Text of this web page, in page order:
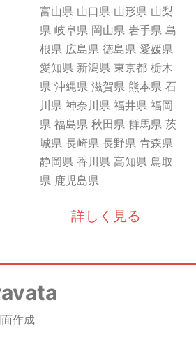
富山県 山口県 山形県 山梨
県 岐阜県 岡山県 岩手県 島
根県 広島県 徳島県 愛媛県
愛知県 新潟県 東京都 栃木
県 沖縄県 滋賀県 熊本県 石
川県 神奈川県 福井県 福岡
県 福島県 秋田県 群馬県 茨
城県 長崎県 長野県 青森県
静岡県 香川県 高知県 鳥取
県 鹿児島県
詳しく見る
作成